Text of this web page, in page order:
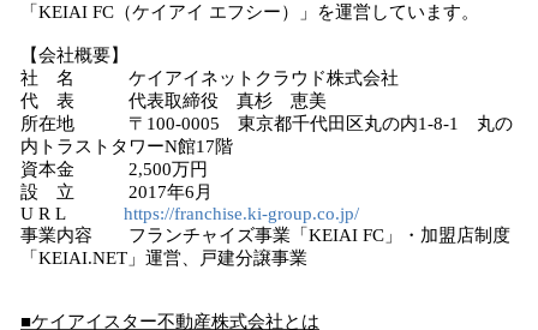
「KEIAI FC（ケイアイ エフシー）」を運営しています。
【会社概要】
社 名 ケイアイネットクラウド株式会社
代 表 代表取締役 真杉 恵美
所在地 〒100-0005 東京都千代田区丸の内1-8-1 丸の
内トラストタワーN館17階
資本金 2,500万円
設 立 2017年6月
U R L https://franchise.ki-group.co.jp/
事業内容 フランチャイズ事業「KEIAI FC」・加盟店制度
「KEIAI.NET」運営、戸建分譲事業
■ケイアイスター不動産株式会社とは